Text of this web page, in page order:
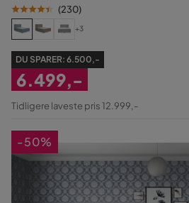
(230)
+3
DU SPARER: 6.500,-
Nedsat
6.499,-
Tidligere laveste pris 12.999,-
-50%